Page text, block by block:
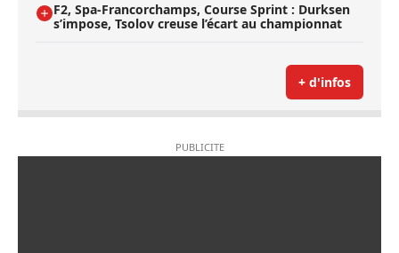
F2, Spa-Francorchamps, Course Sprint : Durksen
s’impose, Tsolov creuse l’écart au championnat
+ d'infos